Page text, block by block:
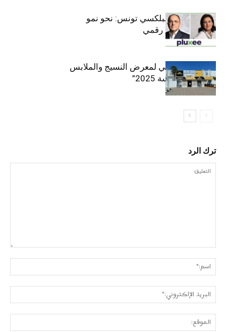
قيادة مزدوجة لبلكسي تونس: نحو نمو
متسارع وتحول رقمي
الافتتاح الرسمي لمعرض النسيج والملابس
“إنترتكس سوسة 2025”
ترك الرد